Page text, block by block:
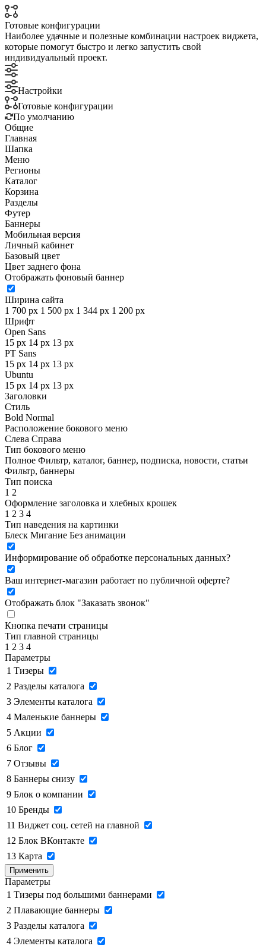
Готовые конфигурации
Наиболее удачные и полезные комбинации настроек виджета,
которые помогут быстро и легко запустить свой
индивидуальный проект.
Настройки
Готовые конфигурации
По умолчанию
Общие
Главная
Шапка
Меню
Регионы
Каталог
Корзина
Разделы
Футер
Баннеры
Мобильная версия
Личный кабинет
Базовый цвет
Цвет заднего фона
Отображать фоновый баннер
Ширина сайта
1 700 px 1 500 px 1 344 px 1 200 px
Шрифт
Open Sans
15 px 14 px 13 px
PT Sans
15 px 14 px 13 px
Ubuntu
15 px 14 px 13 px
Заголовки
Стиль
Bold Normal
Расположение бокового меню
Слева Справа
Тип бокового меню
Полное Фильтр, каталог, баннер, подписка, новости, статьи
Фильтр, баннеры
Тип поиска
1 2
Оформление заголовка и хлебных крошек
1 2 3 4
Тип наведения на картинки
Блеск Мигание Без анимации
Информирование об обработке персональных данных?
Ваш интернет-магазин работает по публичной оферте?
Отображать блок "Заказать звонок"
Кнопка печати страницы
Тип главной страницы
1 2 3 4
Параметры
1 Тизеры
2 Разделы каталога
3 Элементы каталога
4 Маленькие баннеры
5 Акции
6 Блог
7 Отзывы
8 Баннеры снизу
9 Блок о компании
10 Бренды
11 Виджет соц. сетей на главной
12 Блок ВКонтакте
13 Карта
Применить
Параметры
1 Тизеры под большими баннерами
2 Плавающие баннеры
3 Разделы каталога
4 Элементы каталога